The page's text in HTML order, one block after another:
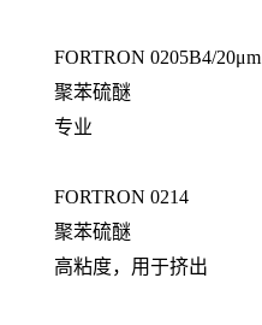
FORTRON 0205B4/20μm
聚苯硫醚
专业
FORTRON 0214
聚苯硫醚
高粘度，用于挤出